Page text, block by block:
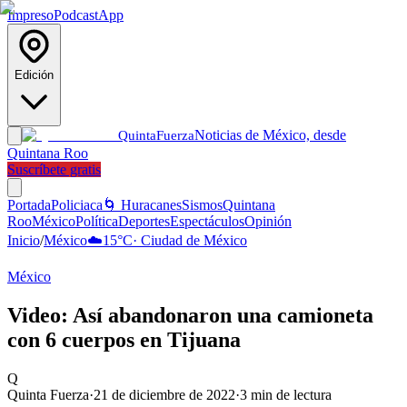
ImpresoPodcastApp
Edición
QuintaFuerzaNoticias de México, desde
Quintana Roo
Suscríbete gratis
PortadaPoliciaca 🌀 HuracanesSismosQuintana
RooMéxicoPolíticaDeportesEspectáculosOpinión
Inicio/México☁️15°C· Ciudad de México
México
Video: Así abandonaron una camioneta
con 6 cuerpos en Tijuana
Q
Quinta Fuerza·21 de diciembre de 2022·3 min de lectura